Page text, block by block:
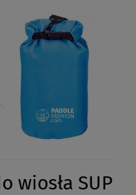
wiosła SUP